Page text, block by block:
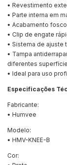
• Revestimento
• Parte interna em
• Acabamento
• Clip de engate
• Sistema de ajuste
• Tampa
diferentes
• Ideal para uso
Especificações
Fabricante:
• Humvee
Modelo:
• HMV-KNEE-B
Cor: